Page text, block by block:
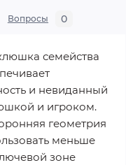
Вопросы 0
семейства
и невиданный
и игроком.
геометрия
меньше
зоне